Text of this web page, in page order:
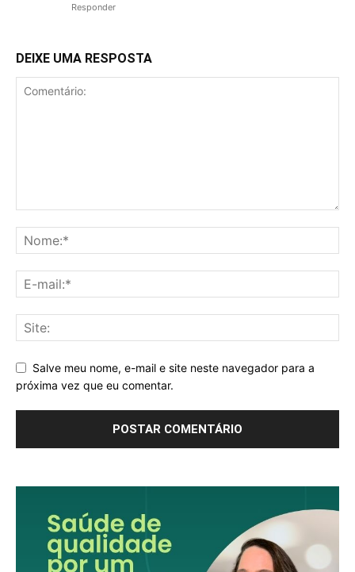
Responder
DEIXE UMA RESPOSTA
Salve meu nome, e-mail e site neste navegador para a
próxima vez que eu comentar.